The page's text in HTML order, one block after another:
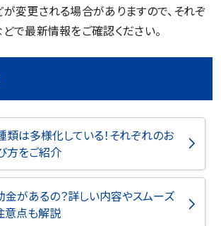
変更される場合がありますので、それぞ
で最新情報をご確認ください。
は多様化している！それぞれのお
方をご紹介
があるの？詳しい内容やスムーズ
意点も解説